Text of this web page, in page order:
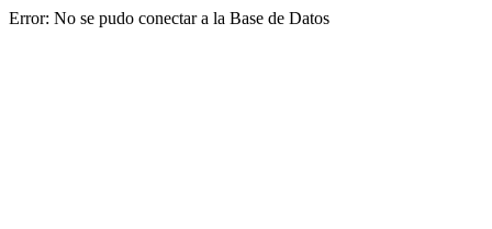
Error: No se pudo conectar a la Base de Datos